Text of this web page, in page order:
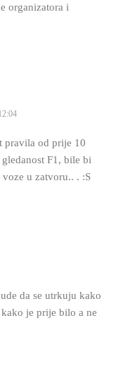
organizatora i
pravila od prije 10
F1, bile bi
u zatvoru.. . :S
da se utrkuju kako
je prije bilo a ne